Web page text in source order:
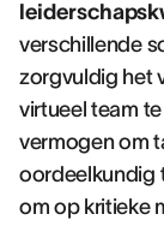
verschillende
zorgvuldig het
virtueel team
vermogen om
oordeelkundig
om op kritieke